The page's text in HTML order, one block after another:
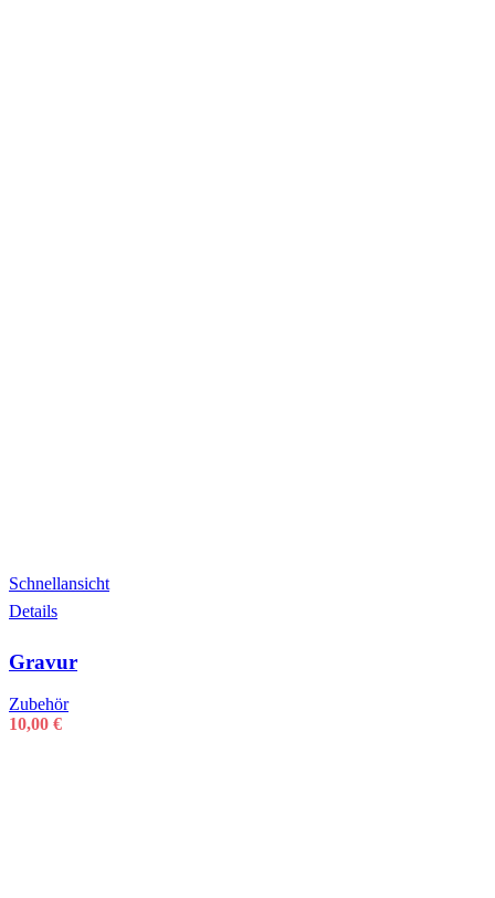
Schnellansicht
Details
Gravur
Zubehör
10,00 €